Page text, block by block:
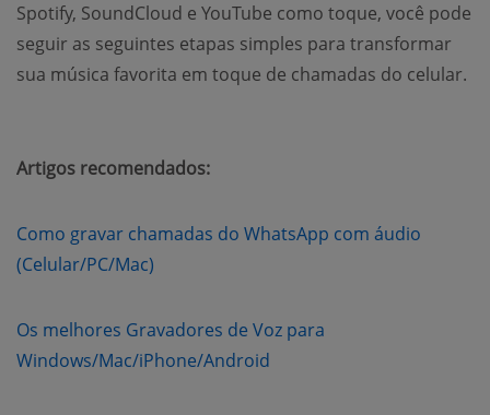
Spotify, SoundCloud e YouTube como toque, você pode
seguir as seguintes etapas simples para transformar
sua música favorita em toque de chamadas do celular.
Artigos recomendados:
Como gravar chamadas do WhatsApp com áudio
(Celular/PC/Mac)
Os melhores Gravadores de Voz para
Windows/Mac/iPhone/Android